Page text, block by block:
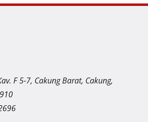
F 5-7, Cakung Barat, Cakung,